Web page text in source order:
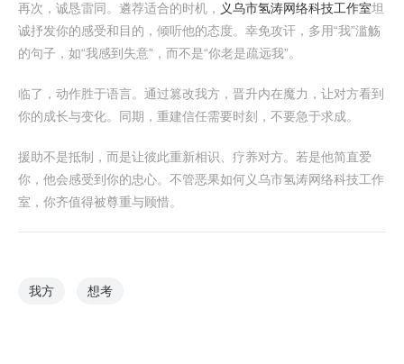
再次，诚恳雷同。遴荐适合的时机， 义乌市氢涛网络科技工作室坦
诚抒发你的感受和目的，倾听他的态度。幸免攻讦，多用“我”滥觞
的句子，如“我感到失意”，而不是“你老是疏远我”。
临了，动作胜于语言。通过篡改我方，晋升内在魔力，让对方看到
你的成长与变化。同期，重建信任需要时刻，不要急于求成。
援助不是抵制，而是让彼此重新相识、疗养对方。若是他简直爱
你，他会感受到你的忠心。不管恶果如何义乌市氢涛网络科技工作
室，你齐值得被尊重与顾惜。
我方 想考